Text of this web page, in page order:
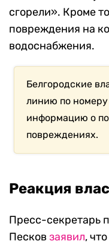
сгорели». Кроме
повреждения на
водоснабжения.
Белгородские
линию по
информацию о
повреждениях.
Реакция
Пресс-секретарь
Песков заявил,